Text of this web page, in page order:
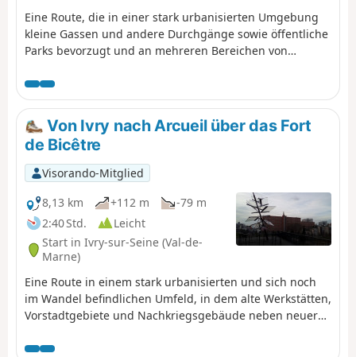
Eine Route, die in einer stark urbanisierten Umgebung
kleine Gassen und andere Durchgänge sowie öffentliche
Parks bevorzugt und an mehreren Bereichen von
Gleichzeitig eine Gelegenheit, den Mathematikern und
Aktivisten Josette und Maurice Audin zu gedenken, die
Opfer der während des Algerienkriegs begangenen
Gräueltaten wurden.
Von Ivry nach Arcueil über das Fort
de Bicêtre
Visorando-Mitglied
8,13 km
+112 m
-79 m
2:40 Std.
Leicht
Start in Ivry-sur-Seine (Val-de-
Marne)
Eine Route in einem stark urbanisierten und sich noch
im Wandel befindlichen Umfeld, in dem alte Werkstätten,
Vorstadtgebiete und Nachkriegsgebäude neben neuerer
weitläufigen Parks, einer Festung der ehemaligen